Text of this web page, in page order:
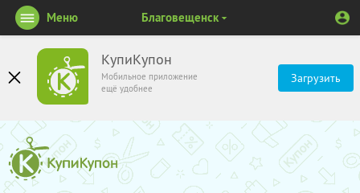
КупиКупон
Мобильное приложение
ещё удобнее
Загрузить
Меню Благовещенск